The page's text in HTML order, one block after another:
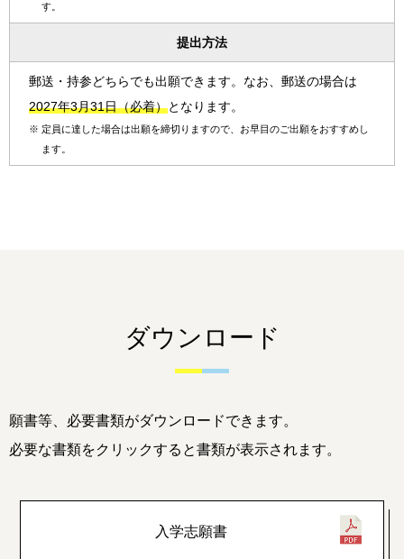
す。
提出方法
郵送・持参どちらでも出願できます。なお、郵送の場合は
2027年3月31日（必着）となります。
※ 定員に達した場合は出願を締切りますので、お早目のご出願をおすすめし
ます。
ダウンロード
願書等、必要書類がダウンロードできます。
必要な書類をクリックすると書類が表示されます。
入学志願書